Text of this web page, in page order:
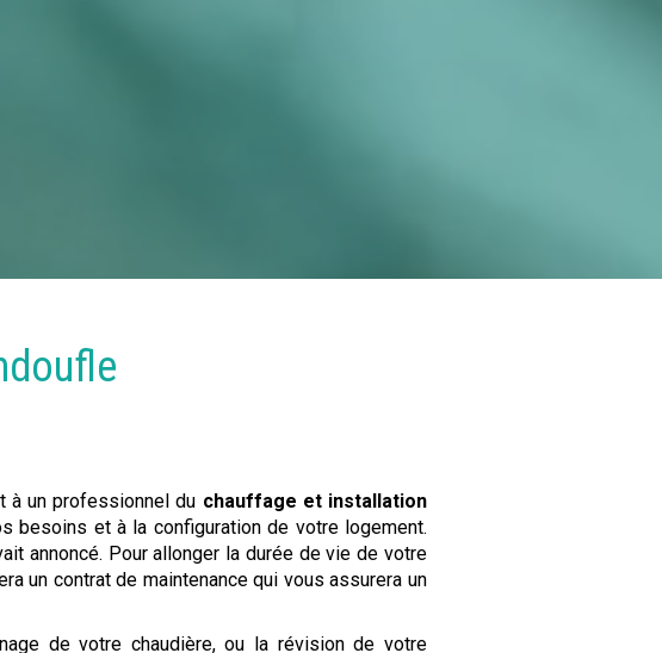
à un professionnel du chauffage et installation
besoins et à la configuration de votre logement.
annoncé. Pour allonger la durée de vie de votre
un contrat de maintenance qui vous assurera un
de votre chaudière, ou la révision de votre